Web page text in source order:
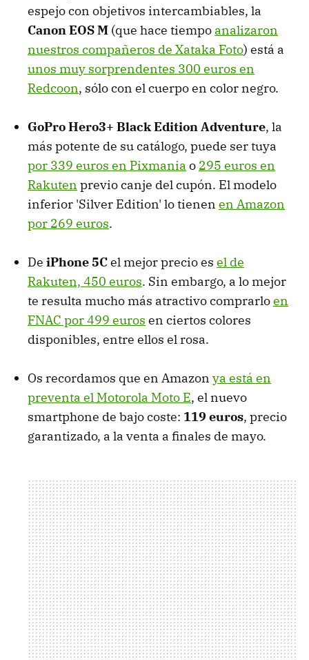
espejo con objetivos intercambiables, la
Canon EOS M (que hace tiempo analizaron
nuestros compañeros de Xataka Foto) está a
unos muy sorprendentes 300 euros en
Redcoon, sólo con el cuerpo en color negro.
GoPro Hero3+ Black Edition Adventure, la
más potente de su catálogo, puede ser tuya
por 339 euros en Pixmania o 295 euros en
Rakuten previo canje del cupón. El modelo
inferior 'Silver Edition' lo tienen en Amazon
por 269 euros.
De iPhone 5Cel mejor precio es el de
Rakuten, 450 euros. Sin embargo, a lo mejor
te resulta mucho más atractivo comprarloen
FNAC por 499 euros en ciertos colores
disponibles, entre ellos el rosa.
Os recordamos que en Amazon ya está en
preventa el Motorola Moto E, el nuevo
smartphone de bajo coste: 119 euros, precio
garantizado, a la venta a finales de mayo.